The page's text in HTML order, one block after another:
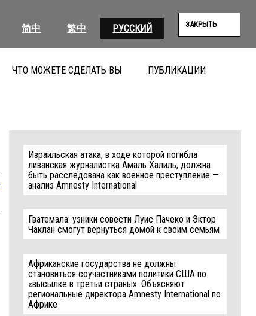
简中 繁中 РУССКИЙ ЗАКРЫТЬ
ЧТО МОЖЕТЕ СДЕЛАТЬ ВЫ ПУБЛИКАЦИИ
Израильская атака, в ходе которой погибла
ливанская журналистка Амаль Халиль, должна
быть расследована как военное преступление —
анализ Amnesty International
Гватемала: узники совести Луис Пачеко и Эктор
Чаклан смогут вернуться домой к своим семьям
Африканские государства не должны
становиться соучастниками политики США по
«высылке в третьи страны». Объясняют
региональные директора Amnesty International по
Африке